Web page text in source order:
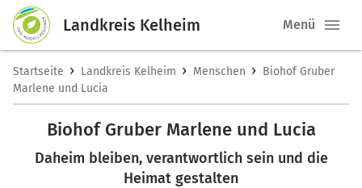
Landkreis Kelheim Menü
Startseite › Landkreis Kelheim › Menschen › Biohof Gruber
Marlene und Lucia
Biohof Gruber Marlene und Lucia
Daheim bleiben, verantwortlich sein und die
Heimat gestalten